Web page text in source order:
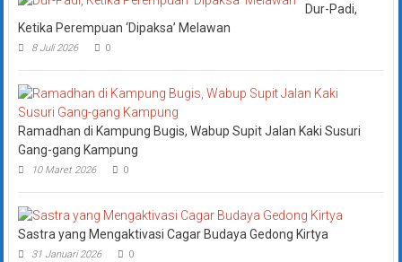
Dur-Padi,
Ketika Perempuan ‘Dipaksa’ Melawan
8 Juli 2026 0
Ramadhan di Kampung Bugis, Wabup Supit Jalan Kaki Susuri
Gang-gang Kampung
10 Maret 2026 0
Sastra yang Mengaktivasi Cagar Budaya Gedong Kirtya
31 Januari 2026 0